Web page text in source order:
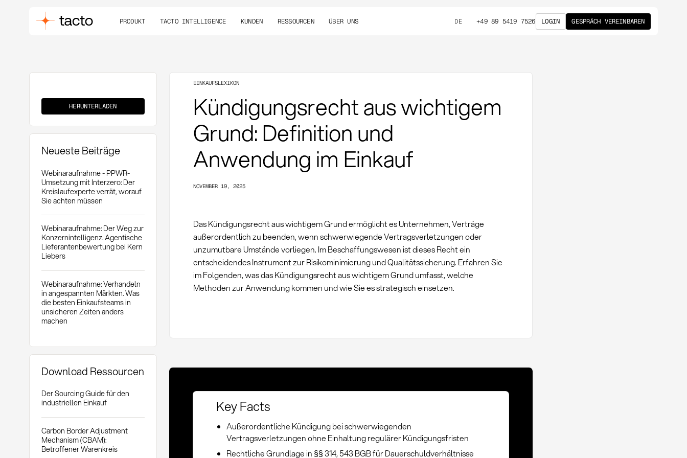
PRODUKT TACTO INTELLIGENCE KUNDEN RESSOURCEN ÜBER UNS DE +49 89 5419 7526 LOGIN GESPRÄCH VEREINBAREN
aus
Grund
HERUNTERLADEN
Neueste Beiträge
Webinaraufnahme - PPWR-
Umsetzung mit Interzero: Der
Kreislaufexperte verrät, worauf
Sie achten müssen
Webinaraufnahme: Der Weg zur
Konzernintelligenz. Agentische
Lieferantenbewertung bei Kern
Liebers
Webinaraufnahme: Verhandeln
in angespannten Märkten. Was
die besten Einkaufsteams in
unsicheren Zeiten anders
machen
Download Ressourcen
Der Sourcing Guide für den
industriellen Einkauf
Carbon Border Adjustment
Mechanism (CBAM):
Betroffener Warenkreis
EINKAUFSLEXIKON
Kündigungsrecht aus wichtigem
Grund: Definition und
Anwendung im Einkauf
NOVEMBER 19, 2025
Das Kündigungsrecht aus wichtigem Grund ermöglicht es Unternehmen, Verträge
außerordentlich zu beenden, wenn schwerwiegende Vertragsverletzungen oder
unzumutbare Umstände vorliegen. Im Beschaffungswesen ist dieses Recht ein
entscheidendes Instrument zur Risikominimierung und Qualitätssicherung. Erfahren Sie
im Folgenden, was das Kündigungsrecht aus wichtigem Grund umfasst, welche
Methoden zur Anwendung kommen und wie Sie es strategisch einsetzen.
Key Facts
Außerordentliche Kündigung bei schwerwiegenden
Vertragsverletzungen ohne Einhaltung regulärer Kündigungsfristen
Rechtliche Grundlage in §§ 314, 543 BGB für Dauerschuldverhältnisse